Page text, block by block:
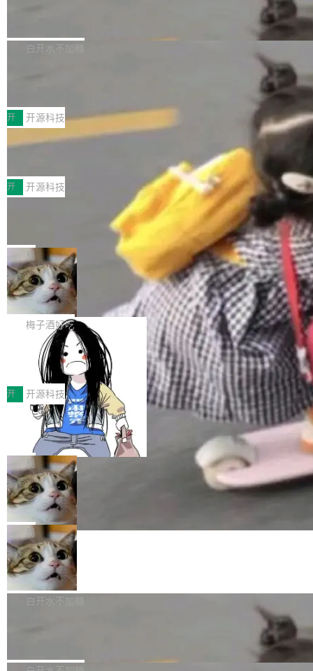
个主 agent 循环，外加一组后台 agent。这些后
库，并将作为transport接入Mooncake TENT。
MPComm将作为一种传输引擎接入Mooncake T
ENT，实现零拷贝传输性能提升30%、非零拷贝
传输性能最高提升5倍。UCL-MPComm底层基
于自研UCL-Engine通信引擎，后续腾讯网平将
持续开源更多基于UCL-Engine的高性能通信组
件。 腾讯网平团队在UCL-MPComm中实现了一
个独立于业务线程的全局通信引擎（Engine），
白开水不加糖
型案例入选名单》，深信服“面向企业研发场景的
开源 AI 编程平台 CoStrict 应用”凭借卓越的技术
创新与落地成效成功入选。 全链路私有化部署，
助力企业AI研发安全落地 当前，越来越多企业已
经开始引入 AI Coding 工具，通过调用公有云模
型或企业内部部署模型提升研发效率。但随着 AI
Coding 从个人辅助工具逐步走向团队级、组织
级应用，企业在规模化落地过程中，对安全性、
可控性和代码质量提出了更高要求。 首先是数据
安全与合规要求。对于大多数普通研发场景，公
有云模型能够满足快速试用和效率提升的需求。
但对于金融、能源、医疗等对数据安全要求较...
开 开源科技
深信服AI算力网关入选工信部人工智能
前不久，工业和信息化部正式发布《2025年人工
智能应用典型案例名单》，集中展示人工智能在
各领域的应用成果，覆盖技术底座、行业赋能、
产品应用、支撑保障、专题等五大方向。深信服
AI算力网关（AI创新平台）成功入选！ 随着各行
各业的Agent走向规模化建设，算力构成形态逐
渐丰富，用户关注的重点也在发生变化：不只是
让AI用起来，还要进一步看清混合算力时代下，
Token花在哪里、算力是否被充分利用，以及持
续增长的AI成本该如何优化。 深信服AI算力网关
正是围绕这些实际问题，从Token治理和成本治
理两个方面，让用户的每一份算力都看得清、管
得住、用得稳、省得下、更安全！ 一、从现在开
始，Token使用一目...
开 开源科技
Jeff Dean 离开 Google：一个时代的结
束，一个实验室的开始
Google 员工编号 20。MapReduce 作者之一。
Bigtable 作者之一。TensorFlow 的作者之一。
Gemini 的架构师。Google 首席科学家。 Jeff D
ean 在 Google 工作了 27 年后，宣布离职。 他
不是一个人走。一同离开的还有 Sanjay Ghema
wat（Google 员工编号 23，Jeff Dean 二十多
年的编程搭档，MapReduce 和 Bigtable 的共同
作者）、Quoc Le（Google 大脑核心成员，Se
q2Seq 和 DocAI 的共同发明人）以及 Oriol Vin
yals（Gemini 联合负责人，AlphaSta...
局
🔥 SolonCode v2026.8.4 发布：界面
字体可调、22 种语言、记忆搜索增强
打开终端就能上岗的全中文编码智能体，这一轮
把「看得清、用母语、记得住」三件事一次补
齐。 SolonCode 是什么 SolonCode 是杭州无
耳科技研发的企业级终端编码智能体——一位全
中文驱动的数字员工，自主理解需求、规划步
骤、编写代码。不挑模型、不挑平台，curl 一行
装完即用。 开源地址：Gitee · GitCode · GitHu
b 安装 支持 Java 8+（8~26）、macOS / Linu
x / Windows / Harmony PC。 # macOS / Linu
x / Harmony PC curl -fsSL https://solon.noea
r.org/solon...
梅子酒好吃
让“代码语义理解”深度释放AI Coding
价值潜能：华为云码道（CodeArts）
代码仓技术解析
一、代码仓深度理解技术的作用与价值 在软件工
程实践中，代码仓是企业核心知识资产的主要载
体。企业级代码仓库通常包含数十万乃至数百万
个文件，其规模远超单次模型调用可承载的上下
文窗口。随着项目规模的持续扩张与代码历史的
不断累积，代码仓中的模块关系、接口契约、业
务逻辑等关键信息往往分散于数十乃至数百个文
件之中，形成高度复杂的知识关联网络。传统的
代码检索手段（如关键词匹配、目录遍历）仅能
在语法层面完成文本定位，难以触及代码的语义
内涵与结构关联，导致开发者使用代码智能体在
理解大规模代码仓时面临显著"代码仓理解"瓶
颈。 代码仓深度理解服务（以下简称" CodeBas
e深度理解服务"）是华为云码道（CodeA...
开 开源科技
一条“删库”命令跑 17 小时，算法工程
师删光 89TB 数据只为干私活
最高人民检察院8月4日公布了一起案件：北京一
名90后算法工程师王某，为了给自己接的私活腾
服务器空间，删光了公司AI游戏部门的全部核心
数据。 王某2024年1月入职东城区某科技公司AI
短剧部门，有互联网大厂背景。在公司内部架构
调整期间，部门三次通知全员将数据从A集群迁
移到B集群，王某都回复了"收到"。 他没有迁移
数据。2024年9月3日下午4点，他使用此前登录
的账号密码进入A集群，输入了一条被程序员圈
称为"删库跑路"的命令——最高管理员权限、无
自研的多个文生3D和...
局
Cloudflare 分享推理优化实践：KV ca
che 量化 + 权重压缩，吞吐量提升 4
1%，成本降 30%
Kimi 和 GLM 是当前最强的大模型系列之一，但
它们有一个共同的问题：太吃显存了。月之暗面
的 Kimi K 系列和智谱的 GLM 都是长上下文、M
oE 架构的大模型，好用到让人上瘾，但 GPU 显
存永远不够用。 Cloudflare 的 Workers AI 团队
一直在跑这些模型的推理。他们在官方博客上发
整性保护。效果是：吞吐量提升 41%，每 token
局
腾讯混元 Hy ASR3.0preview 发布
腾讯混元正式推出新一代语音识别模型 Hy ASR
3.0preview。基于最新一代大语言模型 Hy3 的
让语音识别不再只是听清，而是真正听懂。通过
白开水不加糖
新和少量网页兼容性修复版本。 Changes/fixe